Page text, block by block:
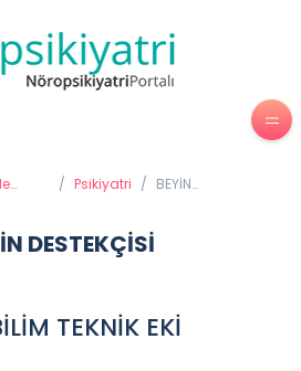
/ Psikiyatri / BEYİN
DESTEKÇİSİ
TEKNİK EKİ